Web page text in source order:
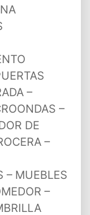
–
–
DE
–
– MUEBLES
–